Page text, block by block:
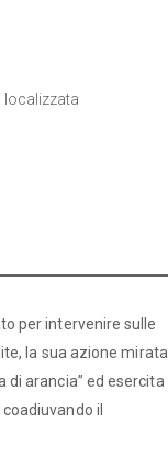
localizzata
per intervenire sulle
la sua azione mirata
di arancia” ed esercita
il